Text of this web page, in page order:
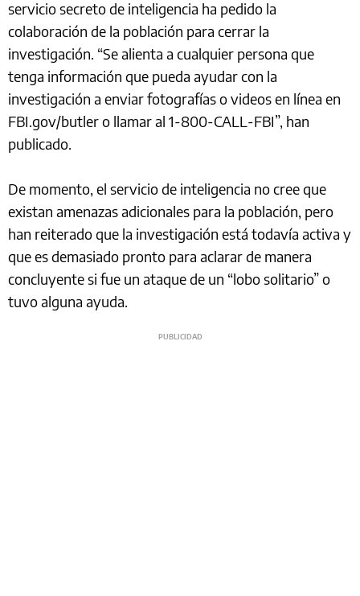
servicio secreto de inteligencia ha pedido la
colaboración de la población para cerrar la
investigación. “Se alienta a cualquier persona que
tenga información que pueda ayudar con la
investigación a enviar fotografías o videos en línea en
FBI.gov/butler o llamar al 1-800-CALL-FBI”, han
publicado.
De momento, el servicio de inteligencia no cree que
existan amenazas adicionales para la población, pero
han reiterado que la investigación está todavía activa y
que es demasiado pronto para aclarar de manera
concluyente si fue un ataque de un “lobo solitario” o
tuvo alguna ayuda.